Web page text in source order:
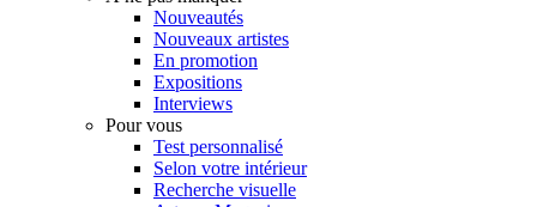
Nouveautés
Nouveaux artistes
En promotion
Expositions
Interviews
Pour vous
Test personnalisé
Selon votre intérieur
Recherche visuelle